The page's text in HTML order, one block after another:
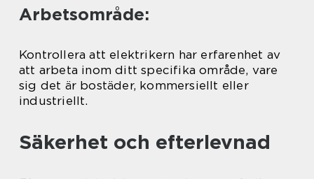
Arbetsområde:
Kontrollera att elektrikern har erfarenhet av
att arbeta inom ditt specifika område, vare
sig det är bostäder, kommersiellt eller
industriellt.
Säkerhet och efterlevnad